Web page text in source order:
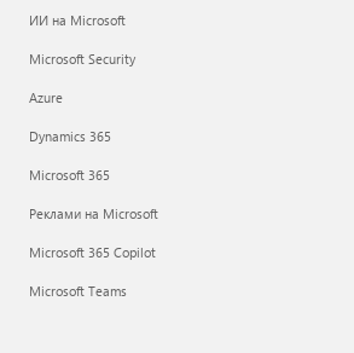
ИИ на Microsoft
Microsoft Security
Azure
Dynamics 365
Microsoft 365
Реклами на Microsoft
Microsoft 365 Copilot
Microsoft Teams